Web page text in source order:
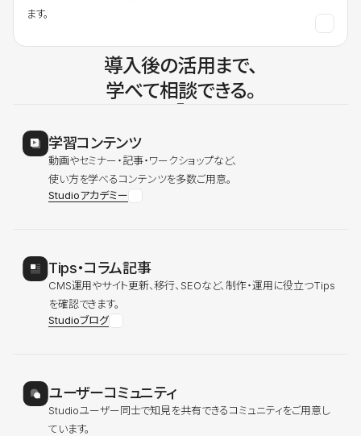
ます。
導入後の活用まで、
学べて相談できる。
学習コンテンツ
動画やセミナー・記事・ワークショップなど、
使い方を学べるコンテンツを多数ご用意。
Studioアカデミー
Tips・コラム記事
CMS運用やサイト更新、移行、SEOなど、制作・運用に役立つTips
を確認できます。
Studioブログ
ユーザーコミュニティ
Studioユーザー同士で知見を共有できるコミュニティをご用意し
ています。